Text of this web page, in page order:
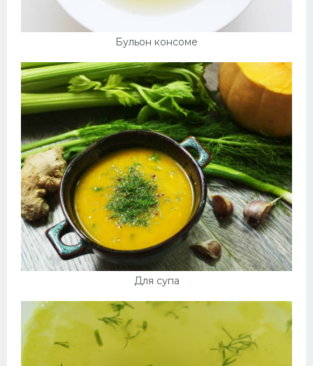
Бульон консоме
Для супа